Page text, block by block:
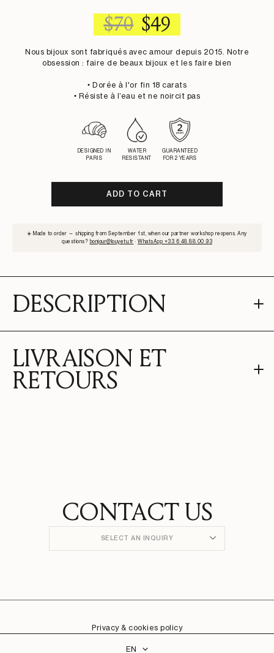
REGULAR
PRICE
$70 SALE
PRICE
$49
Nous bijoux sont fabriqués avec amour depuis 2015. Notre
obsession : faire de beaux bijoux et les faire bien
• Dorée à l'or fin 18 carats
• Résiste à l’eau et ne noircit pas
DESIGNED IN
PARIS
WATER
RESISTANT
GUARANTEED
FOR 2 YEARS
ADD TO CART
☀️ Made to order — shipping from September 1st, when our partner workshop reopens. Any
questions? bonjour@louyetu.fr · WhatsApp +33 6 48 88 00 93
DESCRIPTION
LIVRAISON ET
RETOURS
CONTACT US
SELECT AN INQUIRY
Privacy & cookies policy
Language
EN